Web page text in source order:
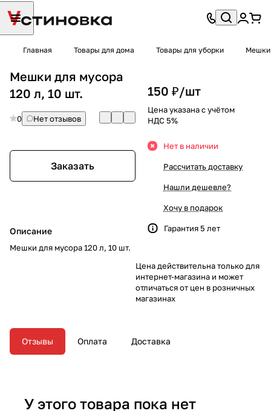
Главная Товары для дома Товары для уборки Мешки
Мешки для мусора
120 л, 10 шт.
0 Нет отзывов
Заказать
Описание
Мешки для мусора 120 л, 10 шт.
150 ₽/шт
Цена указана с учётом
НДС 5%
Нет в наличии
Рассчитать доставку
Нашли дешевле?
Хочу в подарок
Гарантия 5 лет
Цена действительна только для
интернет-магазина и может
отличаться от цен в розничных
магазинах
Отзывы Оплата Доставка
У этого товара пока нет